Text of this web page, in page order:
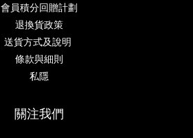
會員積分回贈計劃
退換貨政策
送貨方式及說明
條款與細則
私隱
關注我們